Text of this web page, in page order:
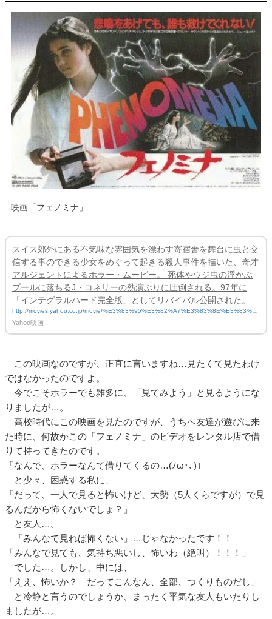
映画「フェノミナ」
スイス郊外にある不気味な雰囲気を漂わす寄宿舎を舞台に虫と交
信する事のできる少女をめぐって起きる殺人事件を描いた、奇才
アルジェントによるホラー・ムービー。 死体やウジ虫の浮かぶ
プールに落ちるJ・コネリーの熱演ぶりに圧倒される。97年に
「インテグラルハード完全版」としてリバイバル公開された。
http://movies.yahoo.co.jp/movie/%E3%83%95%E3%82%A7%E3%83%8E%E3%83%9
F%E3%83%8A/19875/story/
Yahoo映画
この映画なのですが、正直に言いますね…見たくて見たわけ
ではなかったのですよ。
今でこそホラーでも雑多に、「見てみよう」と見るようにな
りましたが…。
高校時代にこの映画を見たのですが、うちへ友達が遊びに来
た時に、何故かこの「フェノミナ」のビデオをレンタル店で借
りて持ってきたのです。
「なんで、ホラーなんて借りてくるの…(ﾉω･､)」
と少々、困惑する私に、
「だって、一人で見ると怖いけど、大勢（5人くらですが）で見
るんだから怖くないでしょ？」
と友人…。
「みんなで見れば怖くない」…じゃなかったです！！
「みんなで見ても、気持ち悪いし、怖いわ（絶叫）！！！」
でした…。しかし、中には、
「ええ、怖いか？ だってこんなん、全部、つくりものだし」
と冷静と言うのでしょうか、まったく平気な友人もいたりし
ましたが…。